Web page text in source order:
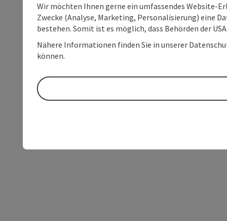
Wir möchten Ihnen gerne ein umfassendes Website-
Zwecke (Analyse, Marketing, Personalisierung) eine
bestehen. Somit ist es möglich, dass Behörden der
Nähere Informationen finden Sie in unserer
können.